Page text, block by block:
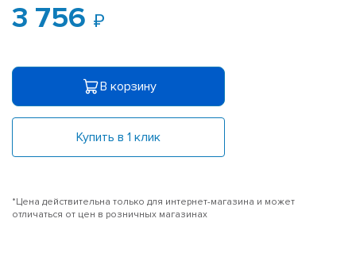
3 756
В корзину
Купить в 1 клик
*Цена действительна только для интернет-магазина и может
отличаться от цен в розничных магазинах